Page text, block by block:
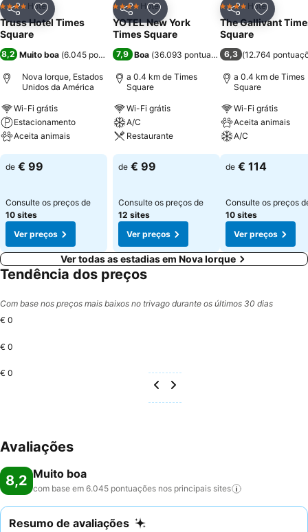
PartilharAdicionar aos favoritos
4 EstrelasHotel
Truss Hotel Times
Square
8,2 Muito boa (6.045 pontuações)
Nova Iorque, Estados
Unidos da América
Wi-Fi grátis
Estacionamento
Aceita animais
Ver preços
de € 99
Consulte os preços de
10 sites
Ver preços
PartilharAdicionar aos favoritos
4 EstrelasHotel
YOTEL New York
Times Square
7,9 Boa (36.093 pontuações)
a 0.4 km de Times
Square
Wi-Fi grátis
A/C
Restaurante
Ver preços
de € 99
Consulte os preços de
12 sites
Ver preços
Partilhar
4 EstrelasHotel
The Gallivant
Square
6,3 (12.764
a 0.4 km de Times
Square
Wi-Fi grátis
Aceita animais
A/C
Ver preços
de € 114
Consulte os preços
10 sites
Ver preços
Ver todas as estadias em Nova Iorque
Tendência dos preços
Com base nos preços mais baixos no trivago durante os últimos 30 dias
€ 0
€ 0
€ 0
Avaliações
8,2 Muito boa
com base em 6.045 pontuações nos principais sites
Resumo de avaliações